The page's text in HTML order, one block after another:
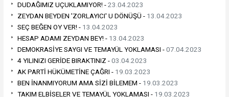
DUDAĞIMIZ UÇUKLAMIYOR! -23.04.2023
ZEYDAN BEYDEN 'ZORLAYICI' U DÖNÜŞÜ - 13.04.2023
SEÇ BEĞEN OY VER! - 13.04.2023
HESAP ADAMI ZEYDAN BEY! - 13.04.2023
DEMOKRASİYE SAYGI VE TEMAYÜL YOKLAMASI -07.04.2023
4 YILINIZI GERİDE BIRAKTINIZ -03.04.2023
AK PARTİ HÜKÜMETİNE ÇAĞRI - 19.03.2023
BEN İNANMIYORUM AMA SİZİ BİLEMEM - 19.03.2023
TAKIM ELBİSELER VE TEMAYÜL YOKLAMASI - 19.03.2023